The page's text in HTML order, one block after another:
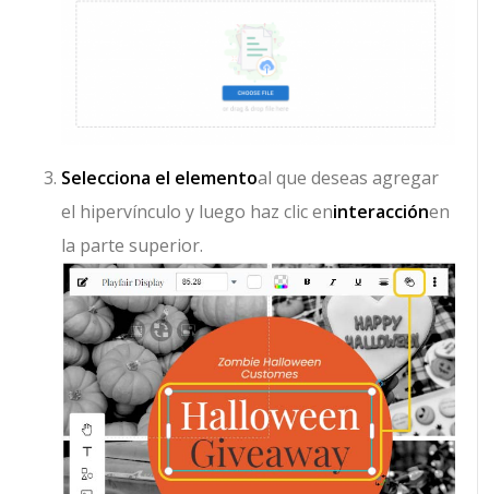
Selecciona el elementoal que deseas agregar
el hipervínculo y luego haz clic eninteracciónen
la parte superior.